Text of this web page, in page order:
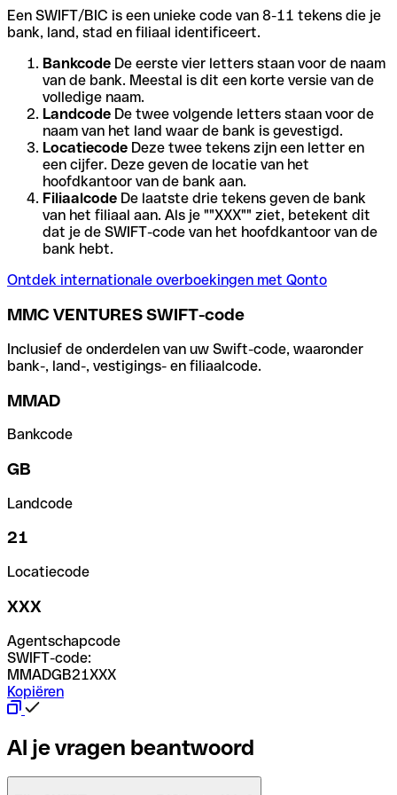
Een SWIFT/BIC is een unieke code van 8-11 tekens die je
bank, land, stad en filiaal identificeert.
Bankcode De eerste vier letters staan voor de naam
van de bank. Meestal is dit een korte versie van de
volledige naam.
Landcode De twee volgende letters staan voor de
naam van het land waar de bank is gevestigd.
Locatiecode Deze twee tekens zijn een letter en
een cijfer. Deze geven de locatie van het
hoofdkantoor van de bank aan.
Filiaalcode De laatste drie tekens geven de bank
van het filiaal aan. Als je ""XXX"" ziet, betekent dit
dat je de SWIFT-code van het hoofdkantoor van de
bank hebt.
Ontdek internationale overboekingen met Qonto
MMC VENTURES SWIFT-code
Inclusief de onderdelen van uw Swift-code, waaronder
bank-, land-, vestigings- en filiaalcode.
MMAD
Bankcode
GB
Landcode
21
Locatiecode
XXX
Agentschapcode
SWIFT-code:
MMADGB21XXX
Kopiëren
Al je vragen beantwoord